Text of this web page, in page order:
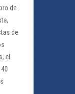
de
de
el